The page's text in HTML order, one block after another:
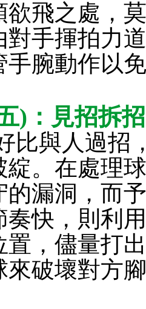
欲飛之處，
對手揮拍力
手腕動作以
)：見招拆
比與人過招
綻。在處理
的漏洞，而
奏快，則利
置，儘量打
來破壞對方